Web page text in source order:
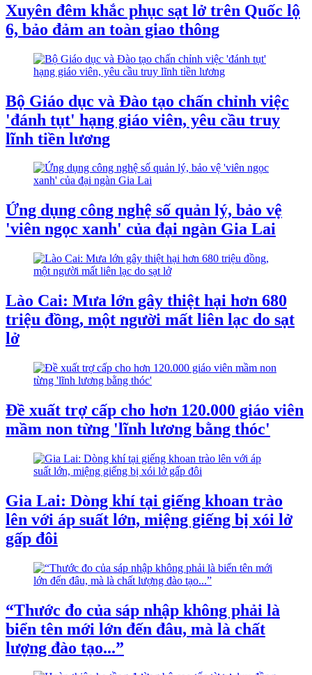
Xuyên đêm khắc phục sạt lở trên Quốc lộ
6, bảo đảm an toàn giao thông
Bộ Giáo dục và Đào tạo chấn chỉnh việc
'đánh tụt' hạng giáo viên, yêu cầu truy
lĩnh tiền lương
Ứng dụng công nghệ số quản lý, bảo vệ
'viên ngọc xanh' của đại ngàn Gia Lai
Lào Cai: Mưa lớn gây thiệt hại hơn 680
triệu đồng, một người mất liên lạc do sạt
lở
Đề xuất trợ cấp cho hơn 120.000 giáo viên
mầm non từng 'lĩnh lương bằng thóc'
Gia Lai: Dòng khí tại giếng khoan trào
lên với áp suất lớn, miệng giếng bị xói lở
gấp đôi
“Thước đo của sáp nhập không phải là
biển tên mới lớn đến đâu, mà là chất
lượng đào tạo...”